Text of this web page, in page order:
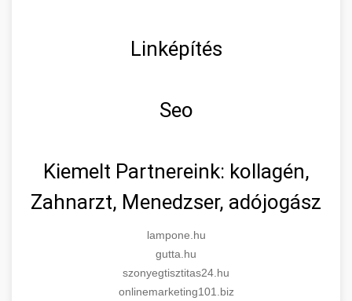
Linképítés
Seo
Kiemelt Partnereink: kollagén,
Zahnarzt, Menedzser, adójogász
lampone.hu
gutta.hu
szonyegtisztitas24.hu
onlinemarketing101.biz